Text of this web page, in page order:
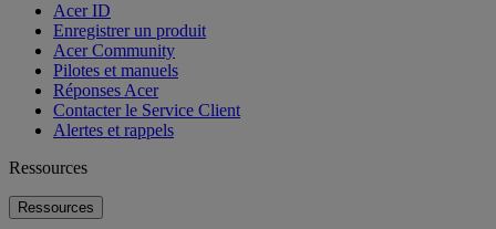
Acer ID
Enregistrer un produit
Acer Community
Pilotes et manuels
Réponses Acer
Contacter le Service Client
Alertes et rappels
Ressources
Ressources